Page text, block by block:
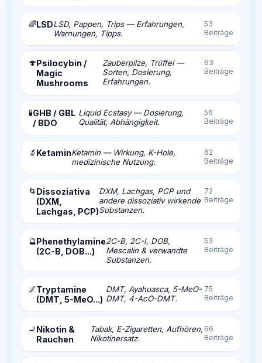
🌈LSDLSD, Pappen, Trips — Erfahrungen,
Warnungen, Tipps.
53
Beiträge
🍄Psilocybin /
Magic
Mushrooms
Zauberpilze, Trüffel —
Sorten, Dosierung,
Erfahrungen.
63
Beiträge
🧪GHB / GBL
/ BDO
Liquid Ecstasy — Dosierung,
Qualität, Abhängigkeit.
56
Beiträge
🔬 KetaminKetamin — Wirkung, K-Hole,
medizinische Nutzung.
62
Beiträge
🌀 Dissoziativa
(DXM,
Lachgas, PCP)
DXM, Lachgas, PCP und
andere dissoziativ wirkende
Substanzen.
72
Beiträge
🔮Phenethylamine
(2C-B, DOB...)
2C-B, 2C-I, DOB,
Mescalin & verwandte
Substanzen.
53
Beiträge
🌌Tryptamine
(DMT, 5-MeO...)
DMT, Ayahuasca, 5-MeO-
DMT, 4-AcO-DMT.
75
Beiträge
🚬Nikotin &
Rauchen
Tabak, E-Zigaretten, Aufhören,
Nikotinersatz.
66
Beiträge